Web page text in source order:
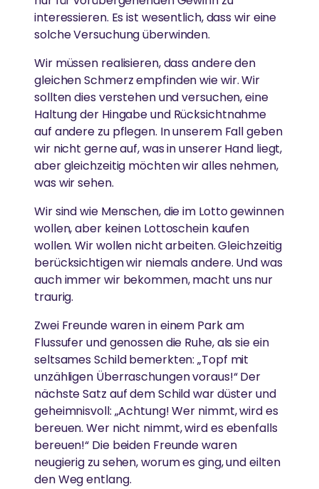
Abbau von Barrieren für die soziale, emotionale und
wirtschaftliche Stärkung von Frauen
ESSEN, WASSER & OBDACH
Ammas Traum: Jeder Mensch soll ohne Angst
schlafen und satt werden können
News
b
e
z
e
i
g
n
interessieren. Es ist wesentlich, dass wir eine
solche Versuchung überwinden.
Wir müssen realisieren, dass andere den
gleichen Schmerz empfinden wie wir. Wir
sollten dies verstehen und versuchen, eine
Haltung der Hingabe und Rücksichtnahme
auf andere zu pflegen. In unserem Fall geben
wir nicht gerne auf, was in unserer Hand liegt,
aber gleichzeitig möchten wir alles nehmen,
was wir sehen.
Wir sind wie Menschen, die im Lotto gewinnen
wollen, aber keinen Lottoschein kaufen
wollen. Wir wollen nicht arbeiten. Gleichzeitig
berücksichtigen wir niemals andere. Und was
auch immer wir bekommen, macht uns nur
traurig.
Zwei Freunde waren in einem Park am
Flussufer und genossen die Ruhe, als sie ein
seltsames Schild bemerkten: „Topf mit
unzähligen Überraschungen voraus!“ Der
nächste Satz auf dem Schild war düster und
geheimnisvoll: „Achtung! Wer nimmt, wird es
bereuen. Wer nicht nimmt, wird es ebenfalls
bereuen!“ Die beiden Freunde waren
neugierig zu sehen, worum es ging, und eilten
den Weg entlang.